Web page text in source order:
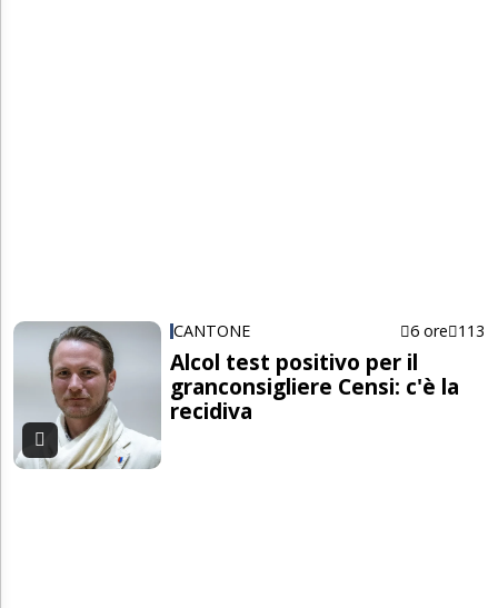
CANTONE 6 ore 113
Alcol test positivo per il
granconsigliere Censi: c'è la
recidiva